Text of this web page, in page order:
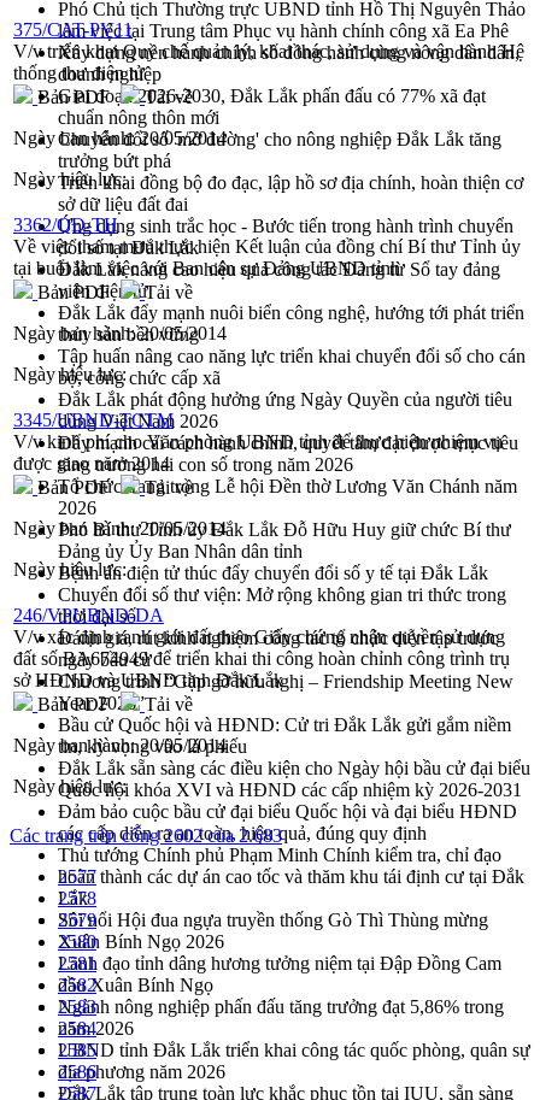
Phó Chủ tịch Thường trực UBND tỉnh Hồ Thị Nguyên Thảo
làm việc tại Trung tâm Phục vụ hành chính công xã Ea Phê
Xây dựng nền hành chính số đồng hành cùng nông dân dân,
doanh nghiệp
Giai đoạn 2026-2030, Đắk Lắk phấn đấu có 77% xã đạt
chuẩn nông thôn mới
Chuyển đổi số 'mở đường' cho nông nghiệp Đắk Lắk tăng
trưởng bứt phá
Triển khai đồng bộ đo đạc, lập hồ sơ địa chính, hoàn thiện cơ
sở dữ liệu đất đai
Ứng dụng sinh trắc học - Bước tiến trong hành trình chuyển
đổi số tại Đắk Lắk
Đắk Lắk nâng cao hiệu quả công tác Đảng từ Sổ tay đảng
viên điện tử
Đắk Lắk đẩy mạnh nuôi biển công nghệ, hướng tới phát triển
thủy sản bền vững
Tập huấn nâng cao năng lực triển khai chuyển đổi số cho cán
bộ, công chức cấp xã
Đắk Lắk phát động hưởng ứng Ngày Quyền của người tiêu
dùng Việt Nam 2026
Đẩy mạnh cải cách hành chính, quyết tâm đạt được mục tiêu
tăng trưởng hai con số trong năm 2026
Tổ chức trang trọng Lễ hội Đền thờ Lương Văn Chánh năm
2026
Phó Bí thư Tỉnh ủy Đắk Lắk Đỗ Hữu Huy giữ chức Bí thư
Đảng ủy Ủy Ban Nhân dân tỉnh
Bệnh án điện tử thúc đẩy chuyển đổi số y tế tại Đắk Lắk
Chuyển đổi số thư viện: Mở rộng không gian tri thức trong
thời đại số
Đánh giá, rút kinh nghiệm công tác tổ chức diễn tập trước
ngày bầu cử
Chương trình “Gặp gỡ hữu nghị – Friendship Meeting New
Year 2026”
Bầu cử Quốc hội và HĐND: Cử tri Đắk Lắk gửi gắm niềm
tin, kỳ vọng vào lá phiếu
Đắk Lắk sẵn sàng các điều kiện cho Ngày hội bầu cử đại biểu
Quốc hội khóa XVI và HĐND các cấp nhiệm kỳ 2026-2031
Đảm bảo cuộc bầu cử đại biểu Quốc hội và đại biểu HĐND
các cấp diễn ra an toàn, hiệu quả, đúng quy định
Thủ tướng Chính phủ Phạm Minh Chính kiểm tra, chỉ đạo
hoàn thành các dự án cao tốc và thăm khu tái định cư tại Đắk
Lắk
Sôi nổi Hội đua ngựa truyền thống Gò Thì Thùng mừng
Xuân Bính Ngọ 2026
Lãnh đạo tỉnh dâng hương tưởng niệm tại Đập Đồng Cam
đầu Xuân Bính Ngọ
Ngành nông nghiệp phấn đấu tăng trưởng đạt 5,86% trong
năm 2026
UBND tỉnh Đắk Lắk triển khai công tác quốc phòng, quân sự
địa phương năm 2026
Đắk Lắk tập trung toàn lực khắc phục tồn tại IUU, sẵn sàng
375/CAT-PV11
V/v triển khai Quy chế quản lý, khai thác, sử dụng và vận hành Hệ
thống thư điện tử
Bản PDF
Tải về
Ngày ban hành:20/05/2014
Ngày hiệu lực:
3362/QĐ-TH
Về việc tham mưu thực hiện Kết luận của đồng chí Bí thư Tỉnh ủy
tại buổi làm việc với Ban cán sự Đảng UBND tỉnh
Bản PDF
Tải về
Ngày ban hành:20/05/2014
Ngày hiệu lực:
3345/UBND-TCTM
V/v kinh phí cho Văn phòng UBND tỉnh để thực hiện nhiệm vụ
được giao năm 2014
Bản PDF
Tải về
Ngày ban hành:20/05/2014
Ngày hiệu lực:
246/VPUBND-DA
V/v xác định ranh giới đất theo Giấy chứng nhận quyền sử dụng
đất số BA674949 để triển khai thi công hoàn chỉnh công trình trụ
sở HĐND và UBND tỉnh Đắk Lắk
Bản PDF
Tải về
Ngày ban hành:20/05/2014
Ngày hiệu lực:
Các trang trên cổng 2602 của 2.683
2577
2578
2579
2580
2581
2582
2583
2584
2585
2586
2587